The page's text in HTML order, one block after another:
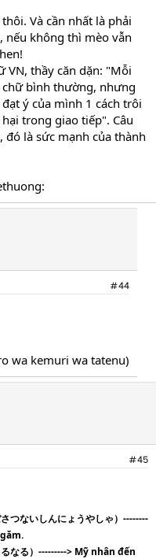
Và cần nhất là phải
không thì mèo vẫn
VN, thầy căn dặn: "Mỗi
bình thường, nhưng
ý của mình 1 cách trôi
trong giao tiếp". Câu
là sức mạnh của thành
#44
wa kemuri wa tatenu)
#45
つないしんにょうやしゃ）--------
なる）---------> Mỹ nhân đến